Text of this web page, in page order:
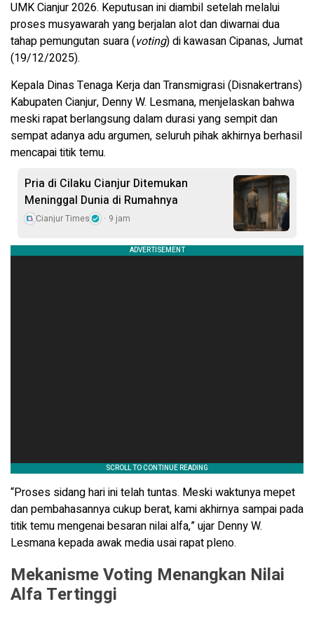
UMK Cianjur 2026. Keputusan ini diambil setelah melalui
proses musyawarah yang berjalan alot dan diwarnai dua
tahap pemungutan suara (voting) di kawasan Cipanas, Jumat
(19/12/2025).
Kepala Dinas Tenaga Kerja dan Transmigrasi (Disnakertrans)
Kabupaten Cianjur, Denny W. Lesmana, menjelaskan bahwa
meski rapat berlangsung dalam durasi yang sempit dan
sempat adanya adu argumen, seluruh pihak akhirnya berhasil
mencapai titik temu.
Pria di Cilaku Cianjur Ditemukan
Meninggal Dunia di Rumahnya
Cianjur Times 9 jam
“Proses sidang hari ini telah tuntas. Meski waktunya mepet
dan pembahasannya cukup berat, kami akhirnya sampai pada
titik temu mengenai besaran nilai alfa,” ujar Denny W.
Lesmana kepada awak media usai rapat pleno.
Mekanisme Voting Menangkan Nilai
Alfa Tertinggi